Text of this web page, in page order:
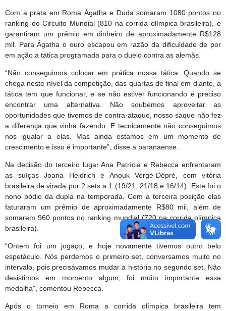
Com a prata em Roma Ágatha e Duda somaram 1080 pontos no
ranking do Circuito Mundial (810 na corrida olímpica brasileira), e
garantiram um prêmio em dinheiro de aproximadamente R$128
mil. Para Ágatha o ouro escapou em razão da dificuldade de por
em ação a tática programada para o duelo contra as alemãs.
“Não conseguimos colocar em prática nossa tática. Quando se
chega neste nível da competição, das quartas de final em diante, a
tática tem que funcionar, e se não estiver funcionando é preciso
encontrar uma alternativa. Não soubemos aproveitar as
oportunidades que tivemos de contra-ataque, nosso saque não fez
a diferença que vinha fazendo. E tecnicamente não conseguimos
nos igualar a elas. Mas ainda estamos em um momento de
crescimento e isso é importante”, disse a paranaense.
Na decisão do terceiro lugar Ana Patrícia e Rebecca enfrentaram
as suíças Joana Heidrich e Anouk Vergé-Dépré, com vitória
brasileira de virada por 2 sets a 1 (19/21, 21/18 e 16/14). Este foi o
nono pódio da dupla na temporada. Com a terceira posição elas
faturaram um prêmio de aproximadamente R$80 mil, além de
somarem 960 pontos no ranking mundial (720 na corrida olímpica
brasileira).
“Ontem foi um jogaço, e hoje novamente tivemos outro belo
espetáculo. Nós perdemos o primeiro set, conversamos muito no
intervalo, pois precisávamos mudar a história no segundo set. Não
desistimos em momento algum, foi muito importante essa
medalha”, comentou Rebecca.
Após o torneio em Roma a corrida olímpica brasileira tem